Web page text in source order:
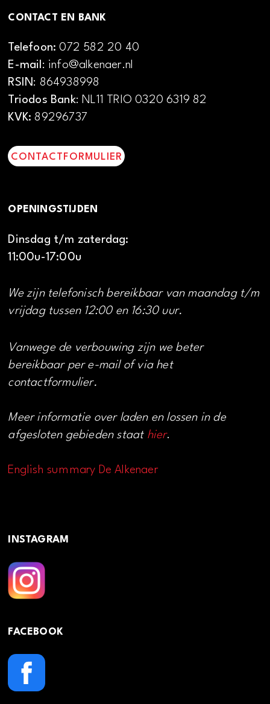
CONTACT EN BANK
Telefoon:072 582 20 40
E-mail: info@alkenaer.nl
RSIN: 864938998
Triodos Bank: NL11 TRIO 0320 6319 82
KVK: 89296737
CONTACTFORMULIER
OPENINGSTIJDEN
Dinsdag t/m zaterdag:
11:00u-17:00u
We zijn telefonisch bereikbaar van maandag t/m
vrijdag tussen 12:00 en 16:30 uur.
Vanwege de verbouwing zijn we beter
bereikbaar per e-mail of via het
contactformulier.
Meer informatie over laden en lossen in de
afgesloten gebieden staat hier.
English summary De Alkenaer
INSTAGRAM
FACEBOOK